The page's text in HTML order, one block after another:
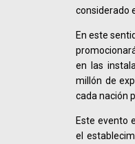
considerado
En este
en las
millón de
cada nación
Este evento
el